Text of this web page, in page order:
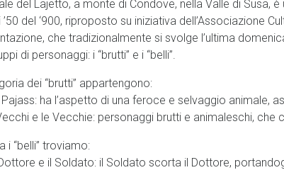
del Lajetto, a monte di Condove, nella Valle di Susa,
’50 del ‘900, riproposto su iniziativa dell’Associazione
che tradizionalmente si svolge l’ultima
di personaggi: i “brutti” e i “belli”.
dei “brutti” appartengono:
ha l’aspetto di una feroce e selvaggio animale,
e le Vecchie: personaggi brutti e animaleschi, che
i “belli” troviamo:
e il Soldato: il Soldato scorta il Dottore,